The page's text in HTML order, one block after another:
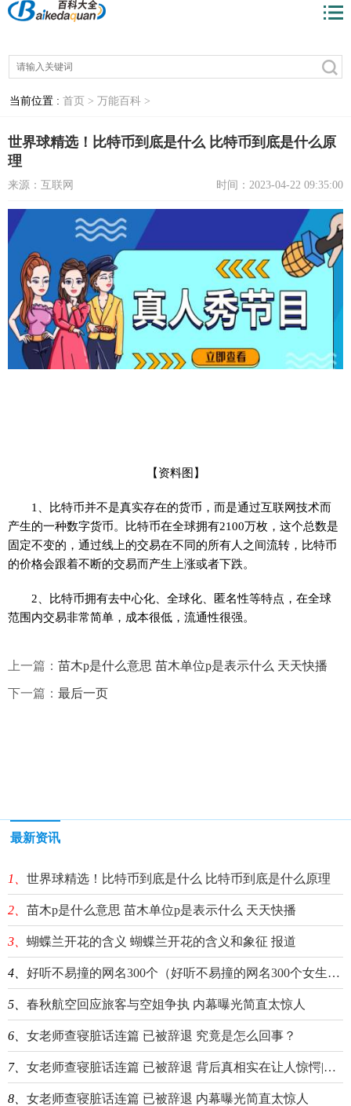
当前位置 : 首页 > 万能百科 >
世界球精选！比特币到底是什么 比特币到底是什么原
理
来源：互联网 时间：2023-04-22 09:35:00
【资料图】
1、比特币并不是真实存在的货币，而是通过互联网技术而
产生的一种数字货币。比特币在全球拥有2100万枚，这个总数是
固定不变的，通过线上的交易在不同的所有人之间流转，比特币
的价格会跟着不断的交易而产生上涨或者下跌。
2、比特币拥有去中心化、全球化、匿名性等特点，在全球
范围内交易非常简单，成本很低，流通性很强。
上一篇： 苗木p是什么意思 苗木单位p是表示什么 天天快播
下一篇： 最后一页
最新资讯
1、 世界球精选！比特币到底是什么 比特币到底是什么原理
2、 苗木p是什么意思 苗木单位p是表示什么 天天快播
3、 蝴蝶兰开花的含义 蝴蝶兰开花的含义和象征 报道
4、 好听不易撞的网名300个（好听不易撞的网名300个女生）|全球消息
5、 春秋航空回应旅客与空姐争执 内幕曝光简直太惊人
6、 女老师查寝脏话连篇 已被辞退 究竟是怎么回事？
7、 女老师查寝脏话连篇 已被辞退 背后真相实在让人惊愕|每日消息
8、 女老师查寝脏话连篇 已被辞退 内幕曝光简直太惊人